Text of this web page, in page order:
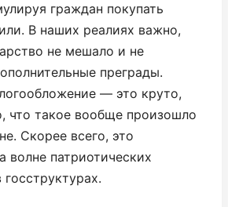
граждан покупать
В наших реалиях важно,
не мешало и не
преграды.
— это круто,
что такое вообще произошло
Скорее всего, это
волне патриотических